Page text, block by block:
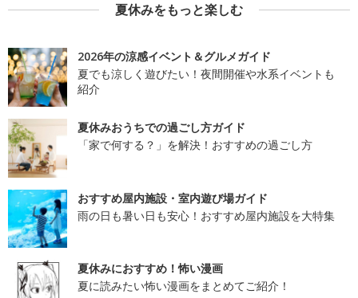
夏休みをもっと楽しむ
2026年の涼感イベント＆グルメガイド
夏でも涼しく遊びたい！夜間開催や水系イベントも
紹介
夏休みおうちでの過ごし方ガイド
「家で何する？」を解決！おすすめの過ごし方
おすすめ屋内施設・室内遊び場ガイド
雨の日も暑い日も安心！おすすめ屋内施設を大特集
夏休みにおすすめ！怖い漫画
夏に読みたい怖い漫画をまとめてご紹介！